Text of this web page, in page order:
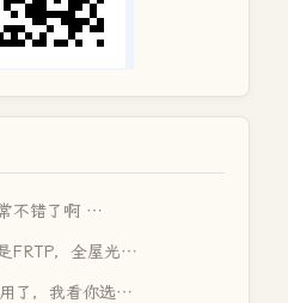
不错了啊 …
FRTP，全屋光…
了，我看你选…